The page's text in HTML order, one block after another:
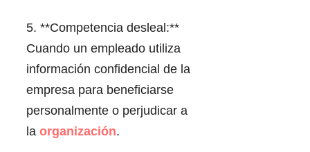
5. **Competencia desleal:**
Cuando un empleado utiliza
información confidencial de la
empresa para beneficiarse
personalmente o perjudicar a
la organización.